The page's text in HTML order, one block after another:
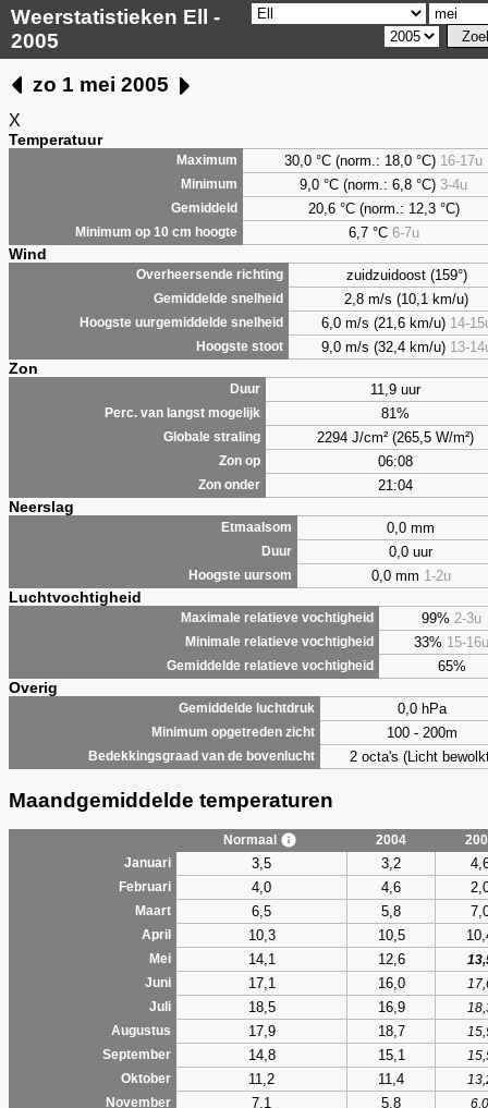
Weerstatistieken Ell -
2005
zo 1 mei 2005
X
Temperatuur
Maximum 30,0 °C (norm.: 18,0 °C) 16-17u
Minimum 9,0 °C (norm.: 6,8 °C) 3-4u
Gemiddeld 20,6 °C (norm.: 12,3 °C)
Minimum op 10 cm hoogte 6,7°C 6-7u
Wind
Overheersende richting zuidzuidoost (159°)
Gemiddelde snelheid 2,8 m/s (10,1 km/u)
Hoogste uurgemiddelde snelheid 6,0 m/s (21,6 km/u) 14-
Hoogste stoot 9,0 m/s (32,4 km/u) 13-
Zon
Duur 11,9 uur
Perc. van langst mogelijk 81%
Globale straling 2294 J/cm² (265,5 W/m²)
Zon op 06:08
Zon onder 21:04
Neerslag
Etmaalsom 0,0 mm
Duur 0,0 uur
Hoogste uursom 0,0 mm 1-2u
Luchtvochtigheid
Maximale relatieve vochtigheid 99% 2-3u
Minimale relatieve vochtigheid 33% 15-16u
Gemiddelde relatieve vochtigheid 65%
Overig
Gemiddelde luchtdruk 0,0 hPa
Minimum opgetreden zicht 100 - 200m
Bedekkingsgraad van de bovenlucht 2 octa's (Licht
Maandgemiddelde temperaturen
Normaal 2004
Januari
3,5 3,2
Februari 4,0 4,6
Maart 6,5 5,8
April 10,3 10,5
Mei 14,1 12,6
Juni
17,1 16,0
Juli
18,5 16,9
Augustus
17,9 18,7
September
14,8 15,1
Oktober
11,2 11,4
November
7,1 5,8
6,0